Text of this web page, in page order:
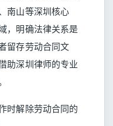
南山等深圳核心
，明确法律关系是
留存劳动合同文
助深圳律师的专业
时解除劳动合同的